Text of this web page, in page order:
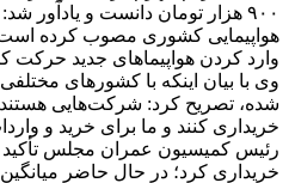
۹۰۰ هزار تومان دانست و
هواپیمایی کشوری مصوب کرده است
وارد کردن هواپیماهای جدید حرکت
وی با بیان اینکه با کشورهای
شده، تصریح کرد: شرکت‌هایی هستند
خریداری کنند و ما برای خرید و
رئیس کمیسیون عمران مجلس تأکید
خریداری کرد؛ در حال حاضر